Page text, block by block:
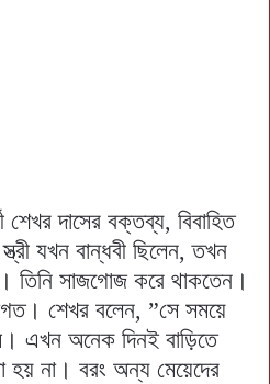
দাসের বক্তব্য, বিবাহিত
যখন বান্ধবী ছিলেন, তখন
তিনি সাজগোজ করে থাকতেন।
শেখর বলেন, ”সে সময়ে
এখন অনেক দিনই বাড়িতে
হয় না। বরং অন্য মেয়েদের